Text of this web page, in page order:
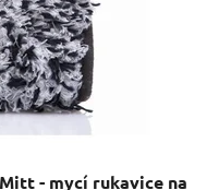
- mycí rukavice na